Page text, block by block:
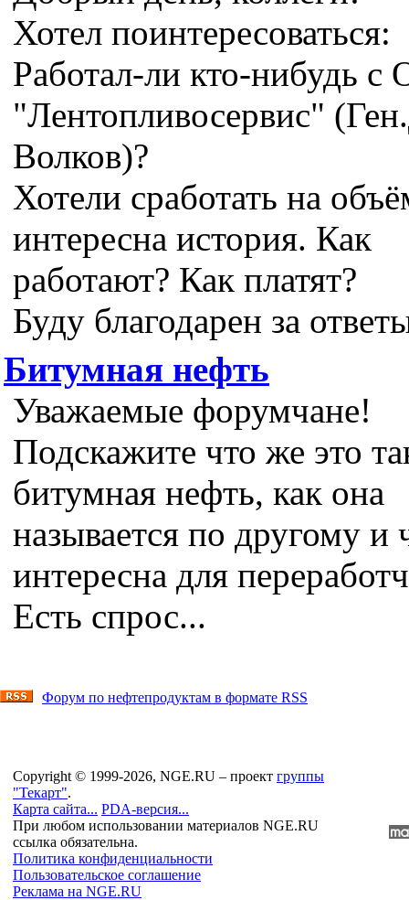
Хотел поинтересоваться:
Работал-ли кто-нибудь
"Лентопливосервис"
Волков)?
Хотели сработать на
интересна история. Как
работают? Как платят?
Буду благодарен за
Битумная нефть
Уважаемые форумчане!
Подскажите что же это
битумная нефть, как она
называется по другому и
интересна для
Есть спрос...
Форум по нефтепродуктам в формате RSS
Copyright © 1999-2026, NGE.RU – проект группы
"Текарт".
Карта сайта... PDA-версия...
При любом использовании материалов NGE.RU
ссылка обязательна.
Политика конфиденциальности
Пользовательское соглашение
Реклама на NGE.RU